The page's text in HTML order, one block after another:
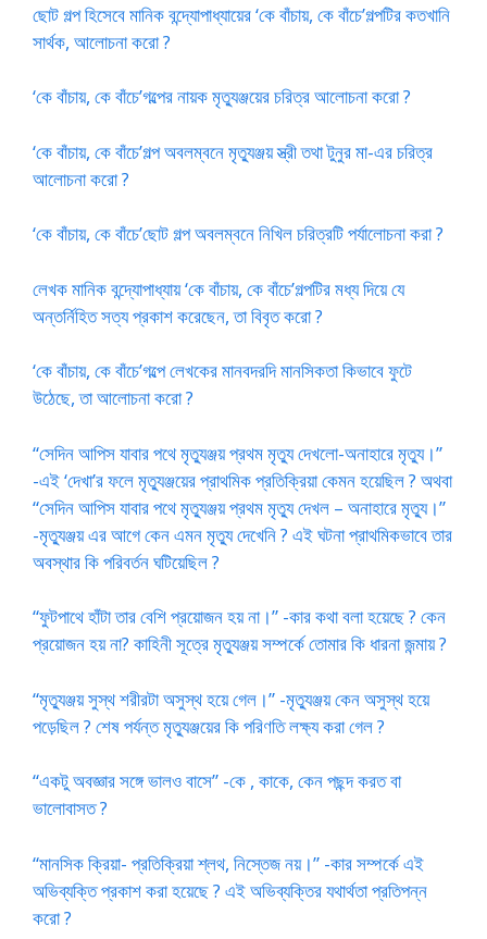
ছোট গল্প হিসেবে মানিক বন্দ্যোপাধ্যায়ের ‘কে বাঁচায়, কে বাঁচে’গল্পটির কতখানি
সার্থক, আলোচনা করো ?
‘কে বাঁচায়, কে বাঁচে’গল্পের নায়ক মৃত্যুঞ্জয়ের চরিত্র আলোচনা করো ?
‘কে বাঁচায়, কে বাঁচে’গল্প অবলম্বনে মৃত্যুঞ্জয় স্ত্রী তথা টুনুর মা-এর চরিত্র
আলোচনা করো ?
‘কে বাঁচায়, কে বাঁচে’ছোট গল্প অবলম্বনে নিখিল চরিত্রটি পর্যালোচনা করা ?
লেখক মানিক বন্দ্যোপাধ্যায় ‘কে বাঁচায়, কে বাঁচে’গল্পটির মধ্য দিয়ে যে
অন্তর্নিহিত সত্য প্রকাশ করেছেন, তা বিবৃত করো ?
‘কে বাঁচায়, কে বাঁচে’গল্পে লেখকের মানবদরদি মানসিকতা কিভাবে ফুটে
উঠেছে, তা আলোচনা করো ?
“সেদিন আপিস যাবার পথে মৃত্যুঞ্জয় প্রথম মৃত্যু দেখলো-অনাহারে মৃত্যু।”
-এই ‘দেখা’র ফলে মৃত্যুঞ্জয়ের প্রাথমিক প্রতিক্রিয়া কেমন হয়েছিল ? অথবা
“সেদিন আপিস যাবার পথে মৃত্যুঞ্জয় প্রথম মৃত্যু দেখল – অনাহারে মৃত্যু।”
-মৃত্যুঞ্জয় এর আগে কেন এমন মৃত্যু দেখেনি ? এই ঘটনা প্রাথমিকভাবে তার
অবস্থার কি পরিবর্তন ঘটিয়েছিল ?
“ফুটপাথে হাঁটা তার বেশি প্রয়োজন হয় না।” -কার কথা বলা হয়েছে ? কেন
প্রয়োজন হয় না? কাহিনী সূত্রে মৃত্যুঞ্জয় সম্পর্কে তোমার কি ধারনা জন্মায় ?
“মৃত্যুঞ্জয় সুস্থ শরীরটা অসুস্থ হয়ে গেল।” -মৃত্যুঞ্জয় কেন অসুস্থ হয়ে
পড়েছিল ? শেষ পর্যন্ত মৃত্যুঞ্জয়ের কি পরিণতি লক্ষ্য করা গেল ?
“একটু অবজ্ঞার সঙ্গে ভাল‌ও বাসে” -কে , কাকে, কেন পছন্দ করত বা
ভালোবাসত ?
“মানসিক ক্রিয়া- প্রতিক্রিয়া শ্লথ, নিস্তেজ নয়।” -কার সম্পর্কে এই
অভিব্যক্তি প্রকাশ করা হয়েছে ? এই অভিব্যক্তির যথার্থতা প্রতিপন্ন
করো ?